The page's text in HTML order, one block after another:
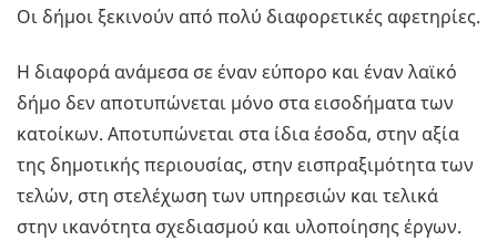
Οι δήμοι ξεκινούν από πολύ διαφορετικές αφετηρίες.
Η διαφορά ανάμεσα σε έναν εύπορο και έναν λαϊκό
δήμο δεν αποτυπώνεται μόνο στα εισοδήματα των
κατοίκων. Αποτυπώνεται στα ίδια έσοδα, στην αξία
της δημοτικής περιουσίας, στην εισπραξιμότητα των
τελών, στη στελέχωση των υπηρεσιών και τελικά
στην ικανότητα σχεδιασμού και υλοποίησης έργων.